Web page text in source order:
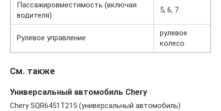
Пассажировместимость (включая
водителя)
5, 6, 7
Рулевое управление
рулевое
колесо
См. также
Универсальный автомобиль Chery
Chery SQR6451T215 (универсальный автомобиль)